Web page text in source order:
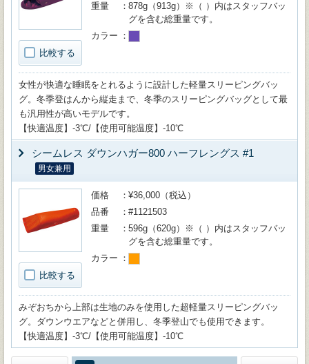
比較する
重量
878g（913g）※（ ）内はスタッフバッ
グを含む総重量です。
カラー
女性が快適な睡眠をとれるように設計した軽量スリーピングバッ
グ。冬季登はんから縦走まで、冬季のスリーピングバッグとして最
も汎用性が高いモデルです。
【快適温度】-3℃/【使用可能温度】-10℃
シームレス ダウンハガー800 ハーフレングス #1
男女兼用
比較する
価格
¥36,000（税込）
品番
#1121503
重量
596g（620g）※（ ）内はスタッフバッ
グを含む総重量です。
カラー
みぞおちから上部は生地のみを使用した超軽量スリーピングバッ
グ。ダウンウエアなどと併用し、冬季登山でも使用できます。
【快適温度】-3℃/【使用可能温度】-10℃